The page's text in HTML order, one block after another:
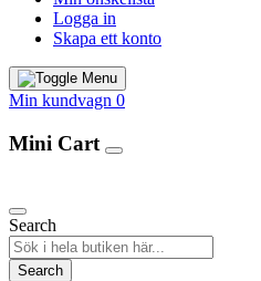
Logga in
Skapa ett konto
Min kundvagn 0
Mini Cart
Search
Search